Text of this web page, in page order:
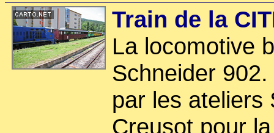
Train de la
La locomotive
Schneider
par les ateliers
Creusot pour